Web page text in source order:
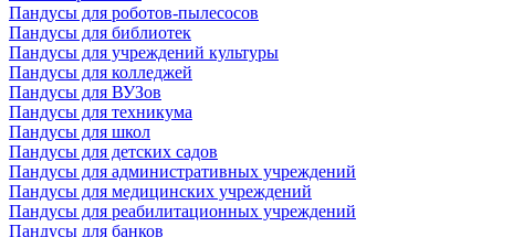
Пандусы для роботов-пылесосов
Пандусы для библиотек
Пандусы для учреждений культуры
Пандусы для колледжей
Пандусы для ВУЗов
Пандусы для техникума
Пандусы для школ
Пандусы для детских садов
Пандусы для административных учреждений
Пандусы для медицинских учреждений
Пандусы для реабилитационных учреждений
Пандусы для банков